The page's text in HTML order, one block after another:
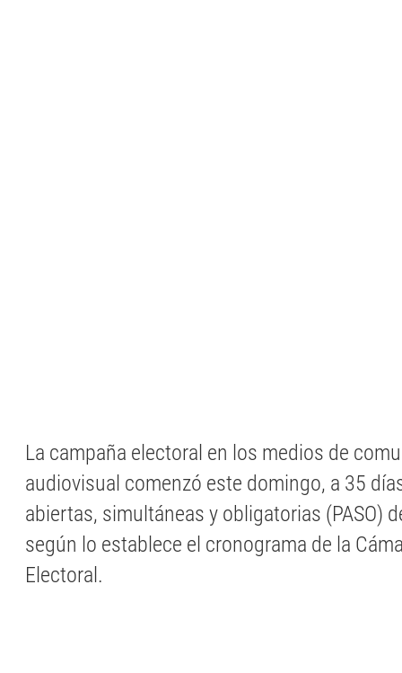
La campaña electoral en los medios de
audiovisual comenzó este domingo, a 35
abiertas, simultáneas y obligatorias (PASO)
según lo establece el cronograma de la
Electoral.